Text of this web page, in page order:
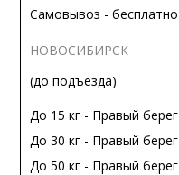
Самовывоз - бесплатно
НОВОСИБИРСК
(до подъезда)
До 15 кг - Правый
До 30 кг - Правый
До 50 кг - Правый